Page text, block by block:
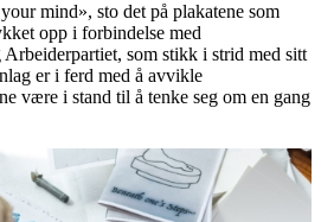
mind», sto det på plakatene som
opp i forbindelse med
som stikk i strid med sitt
er i ferd med å avvikle
være i stand til å tenke seg om en gang